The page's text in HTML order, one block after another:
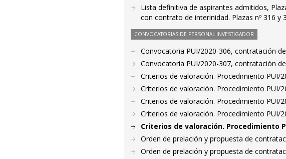
Lista definitiva de aspirantes admitidos,
con contrato de interinidad. Plazas nº 316 y
CONVOCATORIAS DE PERSONAL INVESTIGADOR
Convocatoria PUI/2020-306, contratación
Convocatoria PUI/2020-307, contratación
Criterios de valoración. Procedimiento PUI/
Criterios de valoración. Procedimiento PUI/
Criterios de valoración. Procedimiento PUI/
Criterios de valoración. Procedimiento PUI/
Criterios de valoración. Procedimiento
Orden de prelación y propuesta de
Orden de prelación y propuesta de